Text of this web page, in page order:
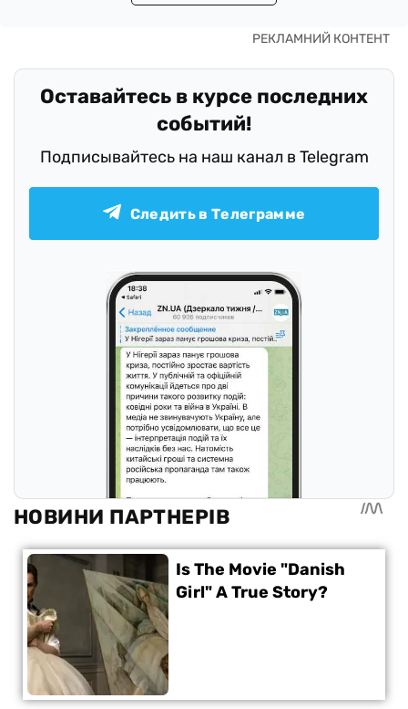
Оставайтесь в курсе последних
событий!
Подписывайтесь на наш канал в Telegram
Следить в Телеграмме